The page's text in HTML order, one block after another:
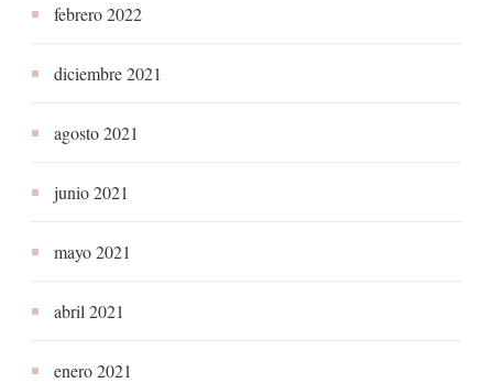
febrero 2022
diciembre 2021
agosto 2021
junio 2021
mayo 2021
abril 2021
enero 2021